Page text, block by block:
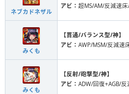
ネブカドネザル
アビ： 超MS/AM/反減速
みくも
【貫通/バランス型/神】
アビ： AWP/MSM/反減速
みくも
【反射/砲撃型/神】
アビ： ADW/回復+AGB/反